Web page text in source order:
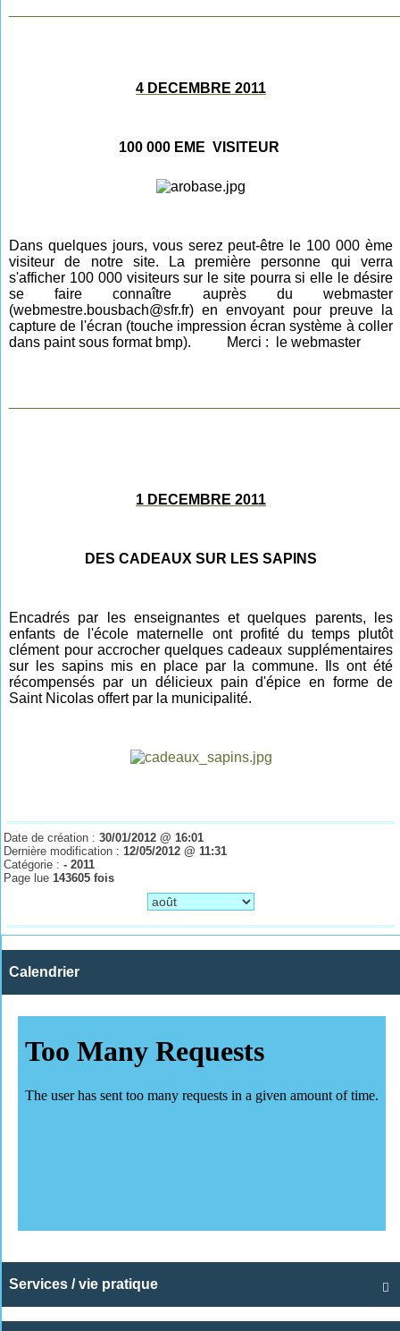
4 DECEMBRE 2011
100 000 EME VISITEUR
Dans quelques jours, vous serez peut-être le 100 000 ème
visiteur de notre site. La première personne qui verra
s'afficher 100 000 visiteurs sur le site pourra si elle le désire
se faire connaître auprès du webmaster
(webmestre.bousbach@sfr.fr) en envoyant pour preuve la
capture de l'écran (touche impression écran système à coller
dans paint sous format bmp). Merci : le webmaster
1 DECEMBRE 2011
DES CADEAUX SUR LES SAPINS
Encadrés par les enseignantes et quelques parents, les
enfants de l'école maternelle ont profité du temps plutôt
clément pour accrocher quelques cadeaux supplémentaires
sur les sapins mis en place par la commune. Ils ont été
récompensés par un délicieux pain d'épice en forme de
Saint Nicolas offert par la municipalité.
Date de création :30/01/2012 @ 16:01
Dernière modification : 12/05/2012 @ 11:31
Catégorie :- 2011
Page lue 143605 fois
Calendrier

Services / vie pratique